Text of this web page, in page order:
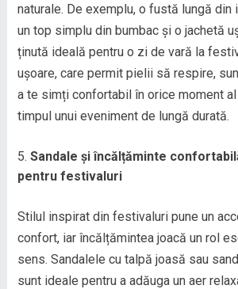
naturale. De exemplu, o fustă lungă din
un top simplu din bumbac și o jachetă
ținută ideală pentru o zi de vară la
ușoare, care permit pielii să respire,
a te simți confortabil în orice moment
timpul unui eveniment de lungă durată.
Sandale și încălțăminte
pentru festivaluri
Stilul inspirat din festivaluri pune un
confort, iar încălțămintea joacă un rol
sens. Sandalele cu talpă joasă sau
sunt ideale pentru a adăuga un aer